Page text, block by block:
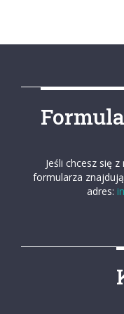
Jeśli chcesz się
formularza
adres: